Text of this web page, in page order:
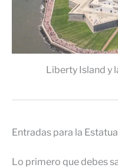
Liberty Island y
Entradas para la
Lo primero que debes